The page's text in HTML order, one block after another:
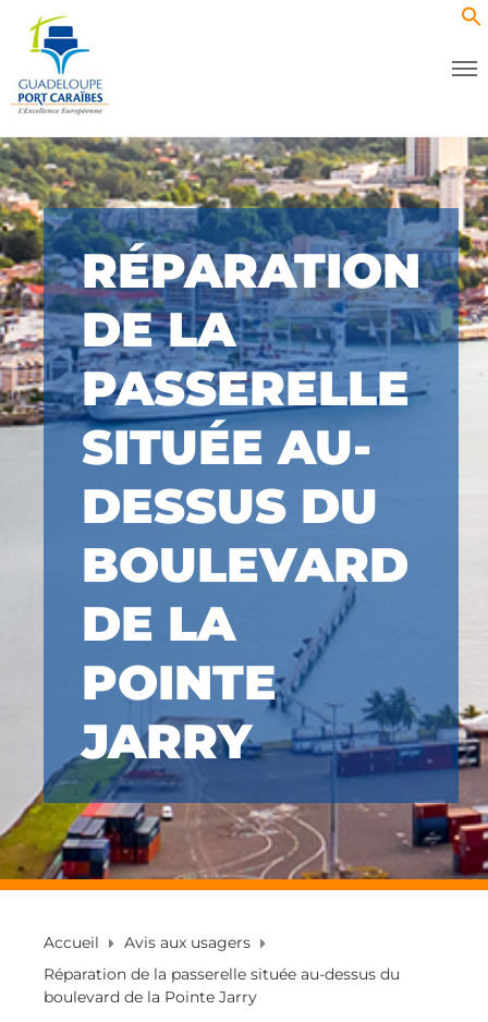
RÉPARATION
DE LA
PASSERELLE
SITUÉE AU-
DESSUS DU
BOULEVARD
DE LA
POINTE
JARRY
Accueil
Avis aux usagers
Réparation de la passerelle située au-dessus du
boulevard de la Pointe Jarry